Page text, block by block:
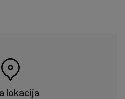
lokacija